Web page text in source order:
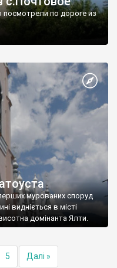
по дороге из
мурованих споруд
видніється в місті
домінанта Ялти.
5 Далі »